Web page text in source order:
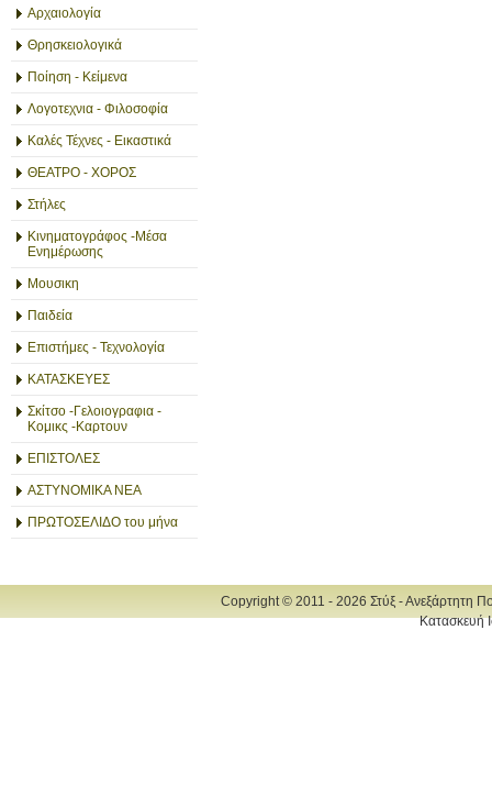
Αρχαιολογία
Θρησκειολογικά
Ποίηση - Κείμενα
Λογοτεχνια - Φιλοσοφία
Καλές Τέχνες - Εικαστικά
ΘΕΑΤΡΟ - ΧΟΡΟΣ
Στήλες
Κινηματογράφος -Μέσα
Ενημέρωσης
Μουσικη
Παιδεία
Επιστήμες - Τεχνολογία
ΚΑΤΑΣΚΕΥΕΣ
Σκίτσο -Γελοιογραφια -
Κομικς -Καρτουν
ΕΠΙΣΤΟΛΕΣ
ΑΣΤΥΝΟΜΙΚΑ ΝΕΑ
ΠΡΩΤΟΣΕΛΙΔΟ του μήνα
Copyright © 2011 - 2026 Στύξ - Ανεξάρτητη
Κατασκευή